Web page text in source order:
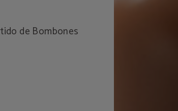
de Bombones